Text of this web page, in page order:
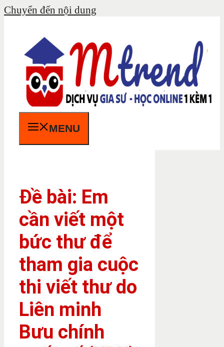
Chuyển đến nội dung
MENU
Đề bài: Em
cần viết một
bức thư để
tham gia cuộc
thi viết thư do
Liên minh
Bưu chính